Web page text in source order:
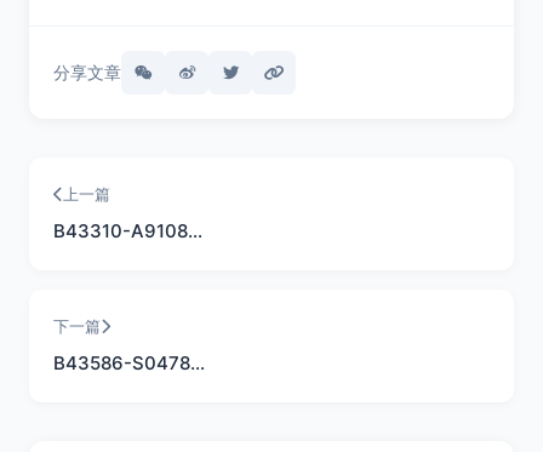
分享文章
上一篇
B43310-A9108…
下一篇
B43586-S0478…